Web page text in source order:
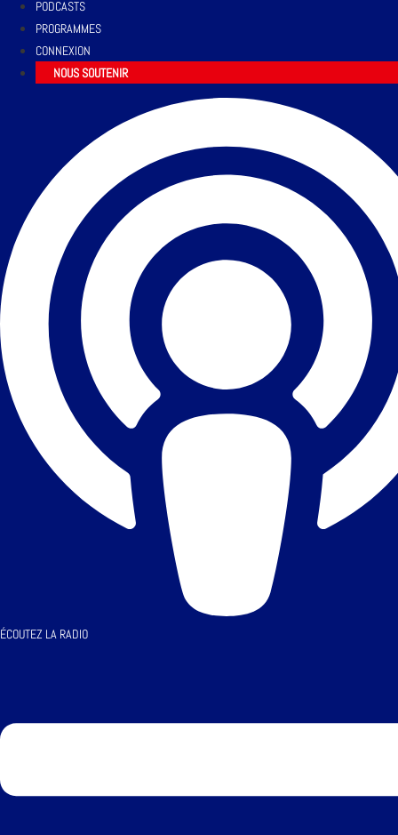
PODCASTS
PROGRAMMES
CONNEXION
NOUS SOUTENIR
ÉCOUTEZ LA RADIO